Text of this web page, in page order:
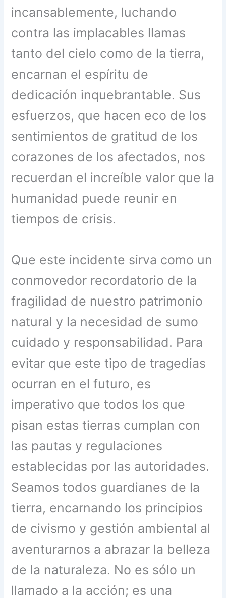
incansablemente, luchando
contra las implacables llamas
tanto del cielo como de la tierra,
encarnan el espíritu de
dedicación inquebrantable. Sus
esfuerzos, que hacen eco de los
sentimientos de gratitud de los
corazones de los afectados, nos
recuerdan el increíble valor que la
humanidad puede reunir en
tiempos de crisis.
Que este incidente sirva como un
conmovedor recordatorio de la
fragilidad de nuestro patrimonio
natural y la necesidad de sumo
cuidado y responsabilidad. Para
evitar que este tipo de tragedias
ocurran en el futuro, es
imperativo que todos los que
pisan estas tierras cumplan con
las pautas y regulaciones
establecidas por las autoridades.
Seamos todos guardianes de la
tierra, encarnando los principios
de civismo y gestión ambiental al
aventurarnos a abrazar la belleza
de la naturaleza. No es sólo un
llamado a la acción; es una